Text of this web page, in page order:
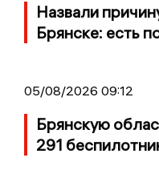
Назвали
Брянске: есть
05/08/2026 09:12
Брянскую
291